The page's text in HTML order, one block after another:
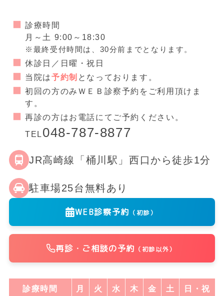
診療時間
月～土 9:00～18:30
※最終受付時間は、30分前までとなります。
休診日／日曜・祝日
当院は予約制 となっております。
初回の方のみＷＥＢ診察予約をご利用頂けま
す。
再診の方はお電話にてご予約ください。
TEL 048-787-8877
JR高崎線「桶川駅」西口から徒歩1分
駐車場25台無料あり
WEB診察予約 （初診）
再診・ご相談の予約 （初診以外）
診療時間 月 火 水 木 金 土 日・祝